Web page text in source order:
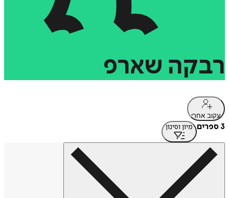
רבקה שארפ
עקוב אחרי
3 ספרים מיון וסינון